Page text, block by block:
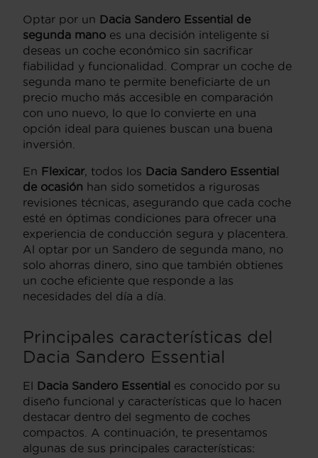
Optar por un Dacia Sandero Essential de
segunda mano es una decisión inteligente si
deseas un coche económico sin sacrificar
fiabilidad y funcionalidad. Comprar un coche de
segunda mano te permite beneficiarte de un
precio mucho más accesible en comparación
con uno nuevo, lo que lo convierte en una
opción ideal para quienes buscan una buena
inversión.
En Flexicar, todos los Dacia Sandero Essential
de ocasión han sido sometidos a rigurosas
revisiones técnicas, asegurando que cada coche
esté en óptimas condiciones para ofrecer una
experiencia de conducción segura y placentera.
Al optar por un Sandero de segunda mano, no
solo ahorras dinero, sino que también obtienes
un coche eficiente que responde a las
necesidades del día a día.
Principales características del
Dacia Sandero Essential
El Dacia Sandero Essential es conocido por su
diseño funcional y características que lo hacen
destacar dentro del segmento de coches
compactos. A continuación, te presentamos
algunas de sus principales características: